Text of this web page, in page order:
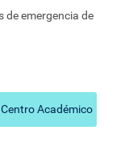
de emergencia de
Académico